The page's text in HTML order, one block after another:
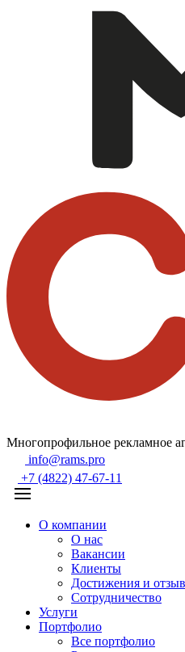
Многопрофильное рекламное
info@rams.pro
+7 (4822) 47-67-11
О компании
О нас
Вакансии
Клиенты
Достижения и
Сотрудничество
Услуги
Портфолио
Все портфолио